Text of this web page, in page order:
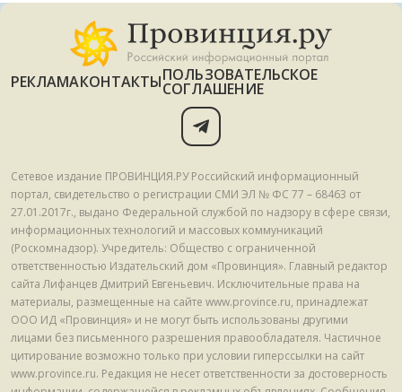
РЕКЛАМАКОНТАКТЫПОЛЬЗОВАТЕЛЬСКОЕ
СОГЛАШЕНИЕ
Сетевое издание ПРОВИНЦИЯ.РУ Российский информационный
портал, свидетельство о регистрации СМИ ЭЛ № ФС 77 – 68463 от
27.01.2017г., выдано Федеральной службой по надзору в сфере связи,
информационных технологий и массовых коммуникаций
(Роскомнадзор). Учредитель: Общество с ограниченной
ответственностью Издательский дом «Провинция». Главный редактор
сайта Лифанцев Дмитрий Евгеньевич. Исключительные права на
материалы, размещенные на сайте www.province.ru, принадлежат
ООО ИД «Провинция» и не могут быть использованы другими
лицами без письменного разрешения правообладателя. Частичное
цитирование возможно только при условии гиперссылки на сайт
www.province.ru. Редакция не несет ответственности за достоверность